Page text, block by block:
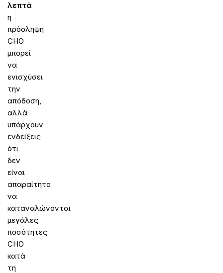
λεπτά
η
πρόσληψη
CHO
μπορεί
να
ενισχύσει
την
απόδοση,
αλλά
υπάρχουν
ενδείξεις
ότι
δεν
είναι
απαραίτητο
να
καταναλώνονται
μεγάλες
ποσότητες
CHO
κατά
τη